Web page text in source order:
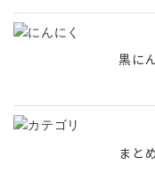
黒に
まと